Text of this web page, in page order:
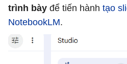
trình bày để tiến hành tạo
NotebookLM.